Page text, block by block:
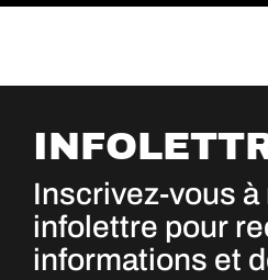
Inscrivez-vous à
infolettre pour
informations et